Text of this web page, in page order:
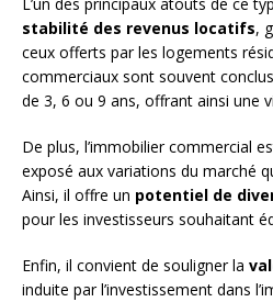
stabilité des revenus locatifs,
ceux offerts par les logements
commerciaux sont souvent
de 3, 6 ou 9 ans, offrant ainsi une
De plus, l’immobilier commercial
exposé aux variations du marché
Ainsi, il offre un potentiel de
pour les investisseurs souhaitant
Enfin, il convient de souligner la
induite par l’investissement dans